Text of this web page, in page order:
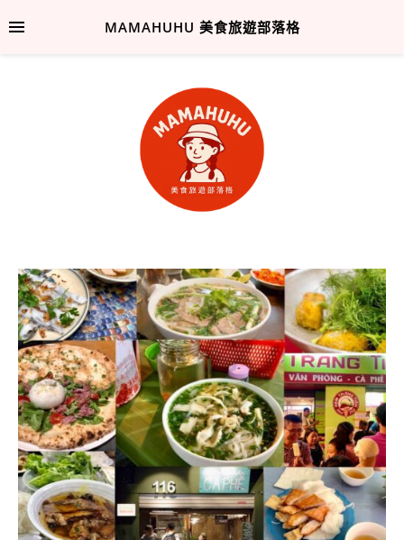
MAMAHUHU 美食旅遊部落格